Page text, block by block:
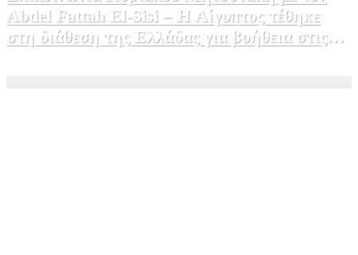
Abdel Fattah El-Sisi – Η Αίγυπτος τέθηκε
στη διάθεση της Ελλάδας για βοήθεια στις